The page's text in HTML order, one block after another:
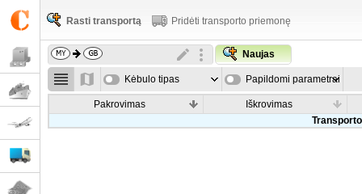
Rasti transportą Pridėti transporto priemonę
Naujas
Kėbulo tipas Papildomi parametrai
Pakrovimas
Iškrovimas